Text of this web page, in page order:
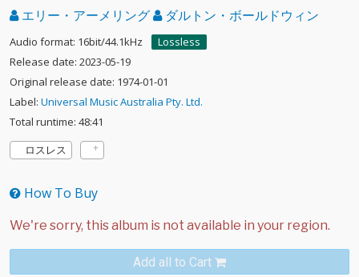
エリー・アーメリング ダルトン・ボールドウィン
Audio format: 16bit/44.1kHz
Lossless
Release date: 2023-05-19
Original release date: 1974-01-01
Label: Universal Music Australia Pty. Ltd.
Total runtime: 48:41
ロスレス
How To Buy
Add all to Cart